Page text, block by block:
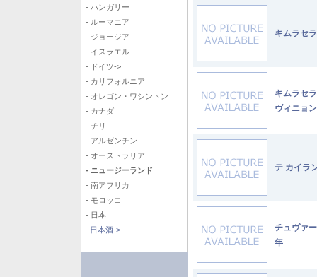
- ハンガリー
- ルーマニア
- ジョージア
- イスラエル
- ドイツ->
- カリフォルニア
- オレゴン・ワシントン
- カナダ
- チリ
- アルゼンチン
- オーストラリア
- ニュージーランド
- 南アフリカ
- モロッコ
- 日本
日本酒->
キムラセ
キムラセ
ヴィニョ
テ カイ
チュヴァ
年